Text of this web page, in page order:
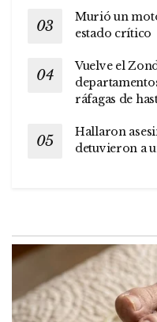
Murió un
estado crítico
Vuelve el
ráfagas de
Hallaron
detuvieron a